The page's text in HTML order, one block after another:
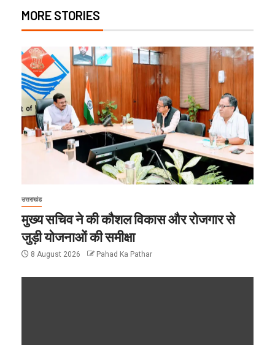
MORE STORIES
उत्तराखंड
मुख्य सचिव ने की कौशल विकास और रोजगार से
जुड़ी योजनाओं की समीक्षा
8 August 2026 Pahad Ka Pathar